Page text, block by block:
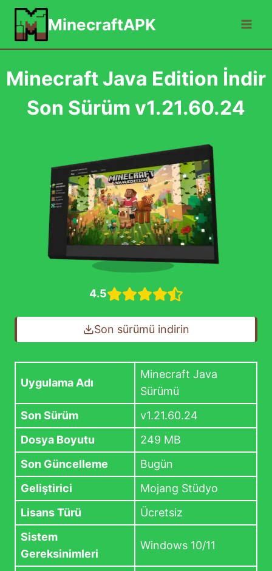
Skip
content
MinecraftAPK
Minecraft Java Edition İndir
Son Sürüm v1.21.60.24
4.5
Son sürümü indirin
Uygulama Adı
Minecraft Java
Sürümü
Son Sürüm
v1.21.60.24
Dosya Boyutu
249 MB
Son Güncelleme
Bugün
Geliştirici
Mojang Stüdyo
Lisans Türü
Ücretsiz
Sistem
Gereksinimleri
Windows 10/11